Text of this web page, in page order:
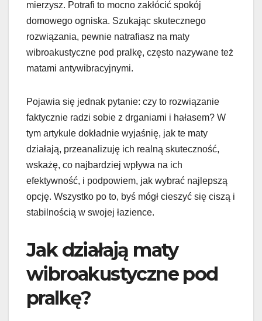
mierzysz. Potrafi to mocno zakłócić spokój
domowego ogniska. Szukając skutecznego
rozwiązania, pewnie natrafiasz na maty
wibroakustyczne pod pralkę, często nazywane też
matami antywibracyjnymi.
Pojawia się jednak pytanie: czy to rozwiązanie
faktycznie radzi sobie z drganiami i hałasem? W
tym artykule dokładnie wyjaśnię, jak te maty
działają, przeanalizuję ich realną skuteczność,
wskażę, co najbardziej wpływa na ich
efektywność, i podpowiem, jak wybrać najlepszą
opcję. Wszystko po to, byś mógł cieszyć się ciszą i
stabilnością w swojej łazience.
Jak działają maty
wibroakustyczne pod
pralkę?